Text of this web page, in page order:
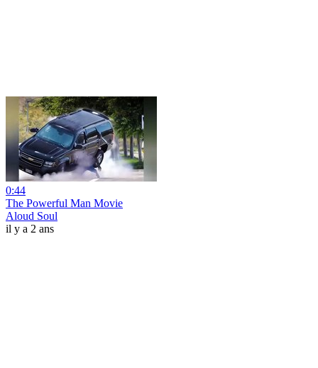
0:44
The Powerful Man Movie
Aloud Soul
il y a 2 ans